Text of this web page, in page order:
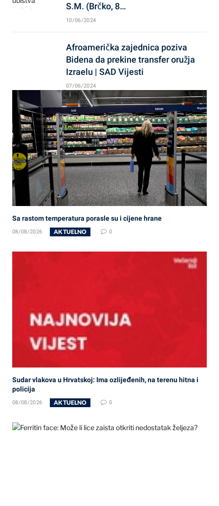
S.M. (Brčko, 8…
10/06/2024
Afroamerička zajednica poziva
Bidena da prekine transfer oružja
Izraelu | SAD Vijesti
07/06/2024
Sa rastom temperatura porasle su i cijene hrane
08/08/2026 AKTUELNO 0
Sudar vlakova u Hrvatskoj: Ima ozlijeđenih, na terenu hitna i
policija
08/08/2026 AKTUELNO 0